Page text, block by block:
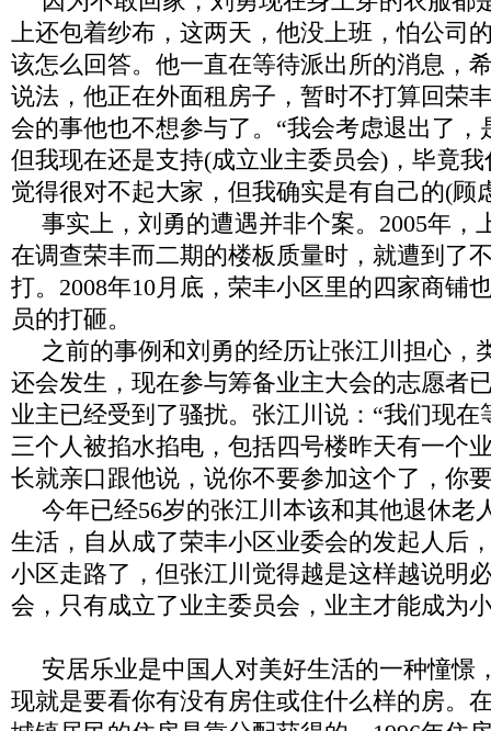
上还包着纱布，这两天，他没上班，怕公司
该怎么回答。他一直在等待派出所的消息，
说法，他正在外面租房子，暂时不打算回荣
会的事他也不想参与了。 “我会考虑退出了，
但我现在还是支持(成立业主委员会) ，毕竟
觉得很对不起大家，但我确实是有自己的(顾
事实上，刘勇的遭遇并非个案。 2005年，
在调查荣丰而二期的楼板质量时，就遭到了
打。 2008年10月底，荣丰小区里的四家商铺
员的打砸。
之前的事例和刘勇的经历让张江川担心，
还会发生， 现在参与筹备业主大会的志愿者
业主已经受到了骚扰。 张江川 说：“我们现在
三个人被掐水掐电，包括四号楼昨天有一个
长就亲口跟他说，说你不要参加这个了，你
今年已经56岁的张江川本该和其他退休老
生活，自从成了荣丰小区业委会的发起人后
小区走路了，但张江川觉得越是这样越说明
会，只有成立了业主委员会，业主才能成为
安居乐业是中国人对美好生活的一种憧憬
现就是要看你有没有房住或住什么样的房。